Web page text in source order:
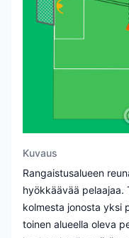
Kuvaus
Rangaistusalueen
hyökkäävää pelaajaa.
kolmesta jonosta yksi
toinen alueella oleva